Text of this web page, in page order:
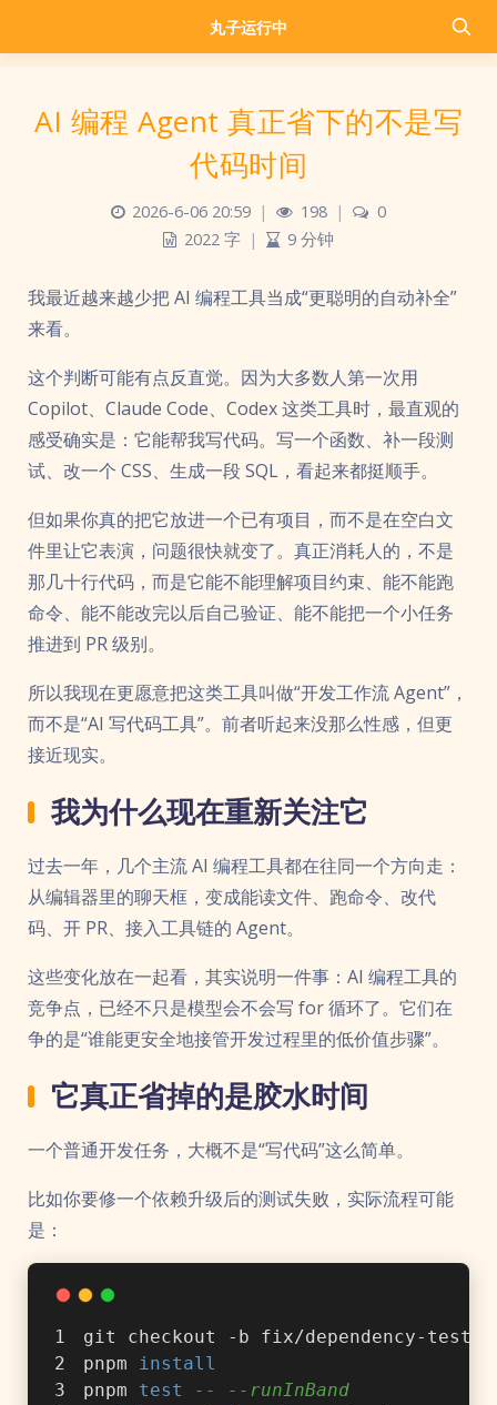
丸子运行中
AI 编程 Agent 真正省下的不是写
代码时间
2026-6-06 20:59 | 198 |
0
2022 字 | 9 分钟
我最近越来越少把 AI 编程工具当成“更聪明的自动补全”
来看。
这个判断可能有点反直觉。因为大多数人第一次用
Copilot、Claude Code、Codex 这类工具时，最直观的
感受确实是：它能帮我写代码。写一个函数、补一段测
试、改一个 CSS、生成一段 SQL，看起来都挺顺手。
但如果你真的把它放进一个已有项目，而不是在空白文
件里让它表演，问题很快就变了。真正消耗人的，不是
那几十行代码，而是它能不能理解项目约束、能不能跑
命令、能不能改完以后自己验证、能不能把一个小任务
推进到 PR 级别。
所以我现在更愿意把这类工具叫做“开发工作流 Agent”，
而不是“AI 写代码工具”。前者听起来没那么性感，但更
接近现实。
我为什么现在重新关注它
过去一年，几个主流 AI 编程工具都在往同一个方向走：
从编辑器里的聊天框，变成能读文件、跑命令、改代
码、开 PR、接入工具链的 Agent。
这些变化放在一起看，其实说明一件事：AI 编程工具的
竞争点，已经不只是模型会不会写 for 循环了。它们在
争的是“谁能更安全地接管开发过程里的低价值步骤”。
它真正省掉的是胶水时间
一个普通开发任务，大概不是“写代码”这么简单。
比如你要修一个依赖升级后的测试失败，实际流程可能
是：
git checkout -b fix/dependency-test
pnpm install
pnpm test
-- --runInBand